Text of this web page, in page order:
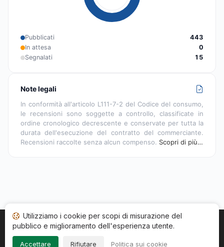
Pubblicati
443
In attesa
0
Segnalati
15
Note legali
In conformità all'articolo L111-7-2 del Codice del consumo,
le recensioni sono soggette a controllo, classificate in
ordine cronologico decrescente e conservate per tutta la
durata dell'esecuzione del contratto del commerciante.
Recensioni raccolte senza alcun compenso. Scopri di più…
Home Stato recensioni Categorie CGU
Utilizziamo i cookie per scopi di misurazione del
pubblico e miglioramento dell'esperienza utente.
Accettare Rifiutare Politica sui cookie